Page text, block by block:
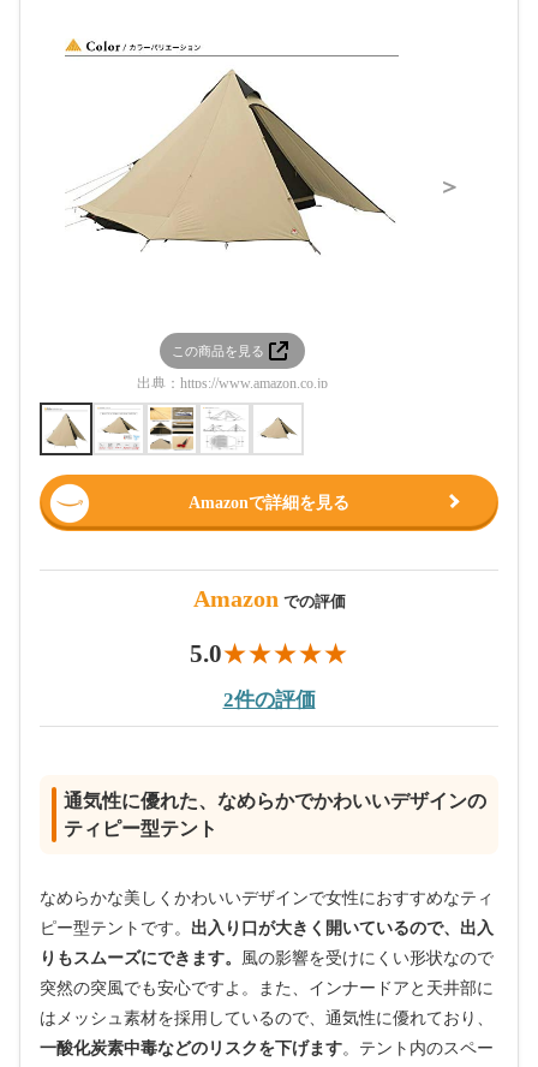
この商品を見る
出典： https://www.amazon.co.jp
＞
Amazonで詳細を見る
Amazon での評価
5.0
2件の評価
通気性に優れた、なめらかでかわいいデザインの
ティピー型テント
なめらかな美しくかわいいデザインで女性におすすめなティ
ピー型テントです。 出入り口が大きく開いているので、出入
りもスムーズにできます。 風の影響を受けにくい形状なので
突然の突風でも安心ですよ。また、インナードアと天井部に
はメッシュ素材を採用しているので、通気性に優れており、
一酸化炭素中毒などのリスクを下げます。テント内のスペー